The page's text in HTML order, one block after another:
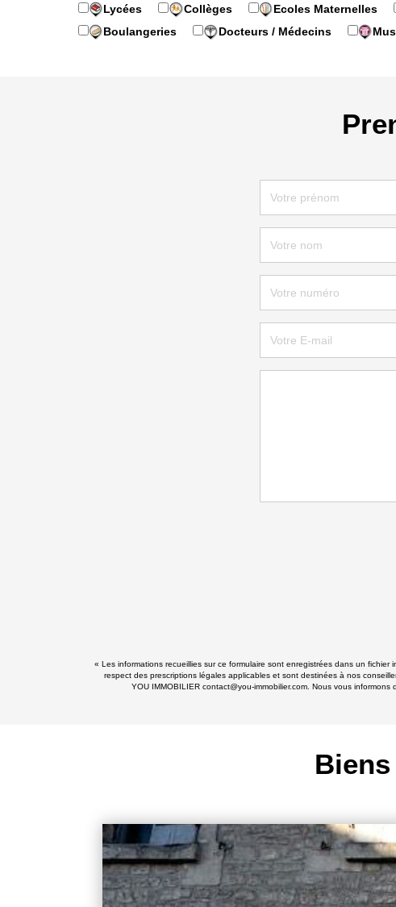
Lycées Collèges Ecoles Maternelles
Boulangeries
Docteurs / Médecins
« Les informations recueillies sur ce formulaire sont enregistrées dans un
respect des prescriptions légales applicables et sont destinées à nos
YOU IMMOBILIER contact@you-immobilier.com. Nous vous